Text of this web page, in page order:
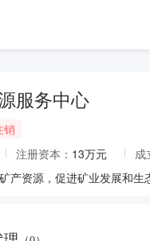
服务中心
销
注册资本： 13万元
成
产资源，促进矿业发展和